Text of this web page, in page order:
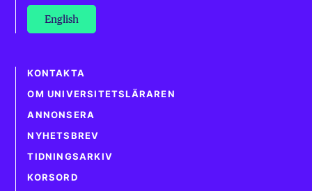
English
KONTAKTA
OM UNIVERSITETSLÄRAREN
ANNONSERA
NYHETSBREV
TIDNINGSARKIV
KORSORD